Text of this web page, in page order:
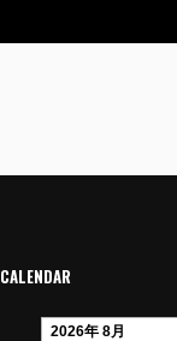
CALENDAR
2026年 8月